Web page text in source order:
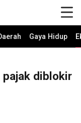
Gaya Hidup
pajak diblokir